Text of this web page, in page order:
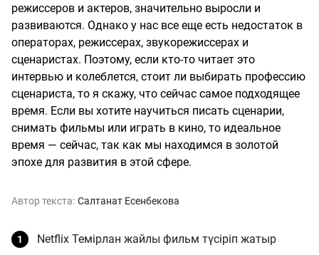
режиссеров и актеров, значительно выросли и
развиваются. Однако у нас все еще есть недостаток в
операторах, режиссерах, звукорежиссерах и
сценаристах. Поэтому, если кто-то читает это
интервью и колеблется, стоит ли выбирать профессию
сценариста, то я скажу, что сейчас самое подходящее
время. Если вы хотите научиться писать сценарии,
снимать фильмы или играть в кино, то идеальное
время — сейчас, так как мы находимся в золотой
эпохе для развития в этой сфере.
Автор текста: Салтанат Есенбекова
Netflix Темірлан жайлы фильм түсіріп жатыр